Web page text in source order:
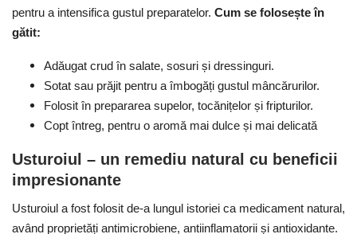
pentru a intensifica gustul preparatelor. Cum se folosește în
gătit:
Adăugat crud în salate, sosuri și dressinguri.
Sotat sau prăjit pentru a îmbogăți gustul mâncărurilor.
Folosit în prepararea supelor, tocănițelor și fripturilor.
Copt întreg, pentru o aromă mai dulce și mai delicată
Usturoiul – un remediu natural cu beneficii
impresionante
Usturoiul a fost folosit de-a lungul istoriei ca medicament natural,
având proprietăți antimicrobiene, antiinflamatorii și antioxidante.